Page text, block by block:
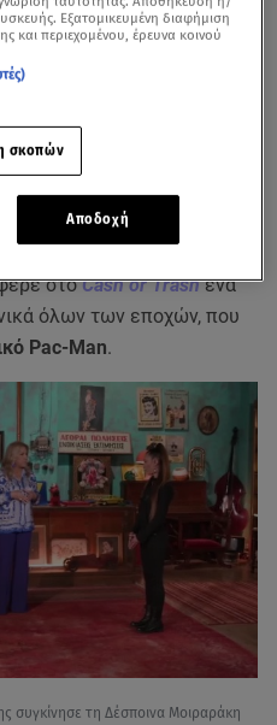
στοCash or Trashένα
όλων των εποχών, που
Pac-Man.
συγκίνησε τη Δέσποινα Μοιραράκη
Εξατομικευμένη διαφήμιση
και περιεχομένου, έρευνα κοινού
σκοπών
Αποδοχή